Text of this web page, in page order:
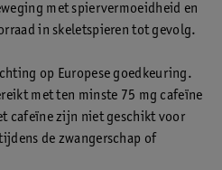
met spiervermoeidheid en
in skeletspieren tot gevolg.
op Europese goedkeuring.
met ten minste 75 mg cafeïne
cafeïne zijn niet geschikt voor
de zwangerschap of